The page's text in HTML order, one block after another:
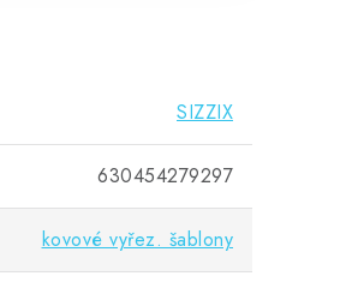
SIZZIX
630454279297
kovové vyřez. šablony